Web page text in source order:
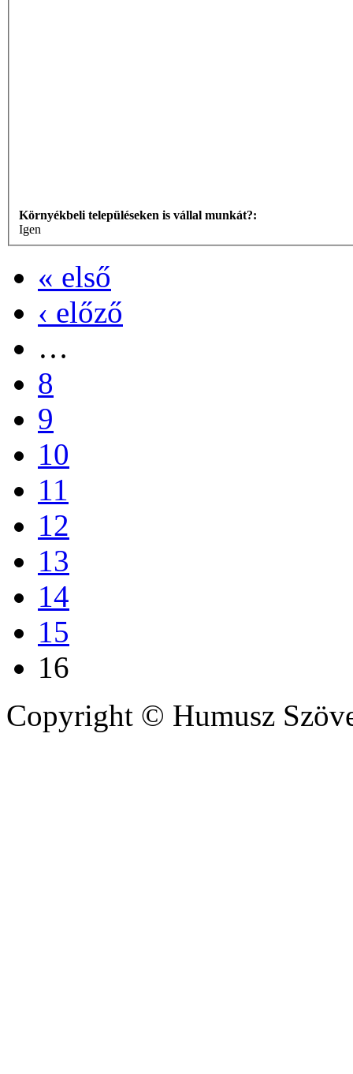
Környékbeli településeken is vállal munkát?:
Igen
« első
‹ előző
…
8
9
10
11
12
13
14
15
16
Copyright © Humusz